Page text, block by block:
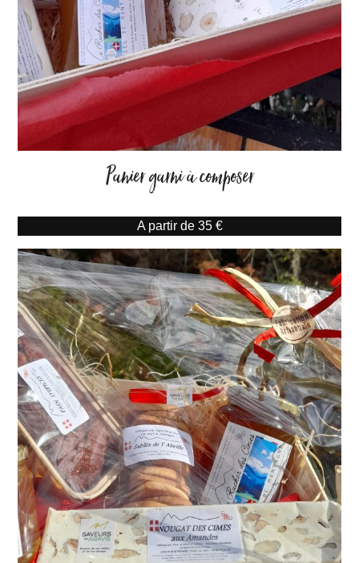
Panier garni à composer
A partir de 35 €